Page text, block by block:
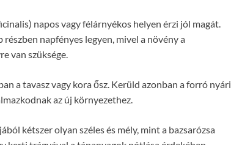
napos vagy félárnyékos helyen érzi jól magát.
napfényes legyen, mivel a növény a
van szüksége.
a tavasz vagy kora ősz. Kerüld azonban a forró nyári
az új környezethez.
kétszer olyan széles és mély, mint a bazsarózsa